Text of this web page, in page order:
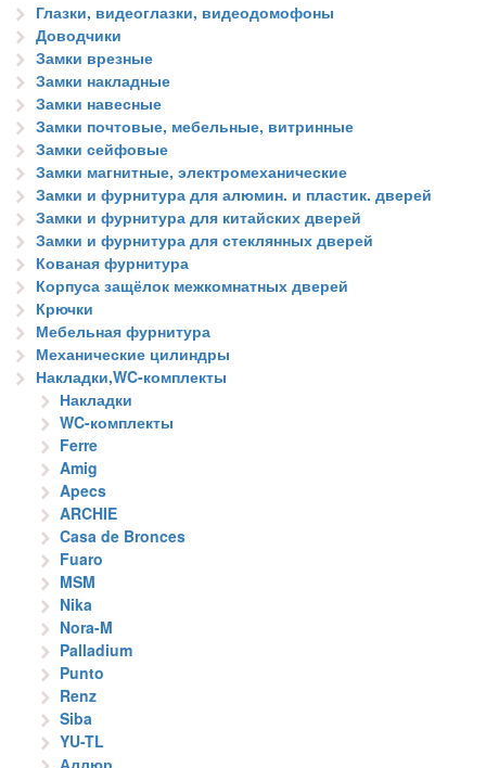
Глазки, видеоглазки, видеодомофоны
Доводчики
Замки врезные
Замки накладные
Замки навесные
Замки почтовые, мебельные, витринные
Замки сейфовые
Замки магнитные, электромеханические
Замки и фурнитура для алюмин. и пластик. дверей
Замки и фурнитура для китайских дверей
Замки и фурнитура для стеклянных дверей
Кованая фурнитура
Корпуса защёлок межкомнатных дверей
Крючки
Мебельная фурнитура
Механические цилиндры
Накладки,WC-комплекты
Накладки
WC-комплекты
Ferre
Amig
Apecs
ARCHIE
Casa de Bronces
Fuaro
MSM
Nika
Nora-M
Palladium
Punto
Renz
Siba
YU-TL